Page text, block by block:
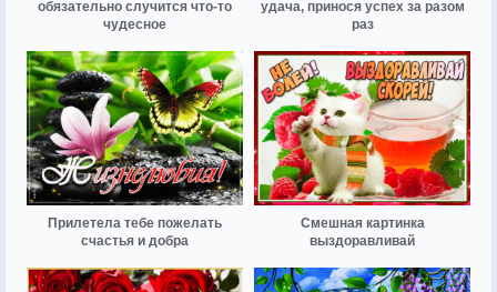
обязательно случится что-то
чудесное
удача, принося успех за разом
раз
Прилетела тебе пожелать
счастья и добра
Смешная картинка
выздоравливай